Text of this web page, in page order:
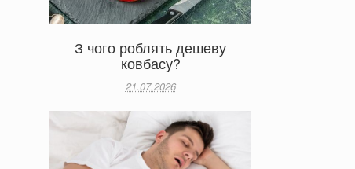
З чого роблять дешеву
ковбасу?
21.07.2026